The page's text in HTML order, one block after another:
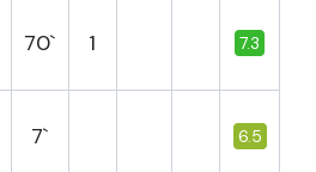
70` 1 7.3
7` 6.5